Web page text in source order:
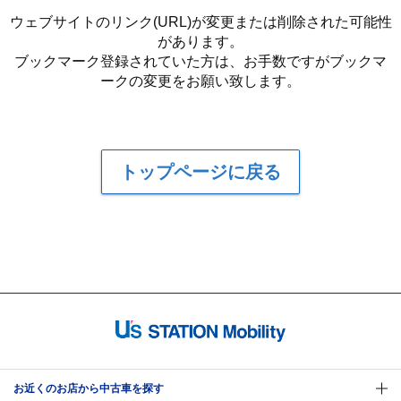
ウェブサイトのリンク(URL)が変更または削除された可能性
があります。
ブックマーク登録されていた方は、お手数ですがブックマ
ークの変更をお願い致します。
トップページに戻る
お近くのお店から中古車を探す